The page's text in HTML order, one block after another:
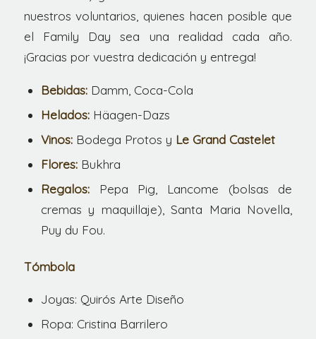
nuestros voluntarios, quienes hacen posible que
el Family Day sea una realidad cada año.
¡Gracias por vuestra dedicación y entrega!
Bebidas:Damm, Coca-Cola
Helados:Häagen-Dazs
Vinos:Bodega Protos y Le Grand Castelet
Flores:Bukhra
Regalos:Pepa Pig, Lancome (bolsas de
cremas y maquillaje), Santa Maria Novella,
Puy du Fou.
Tómbola
Joyas: Quirós Arte Diseño
Ropa: Cristina Barrilero